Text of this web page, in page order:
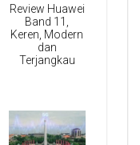
Review Huawei
Band 11,
Keren, Modern
dan
Terjangkau